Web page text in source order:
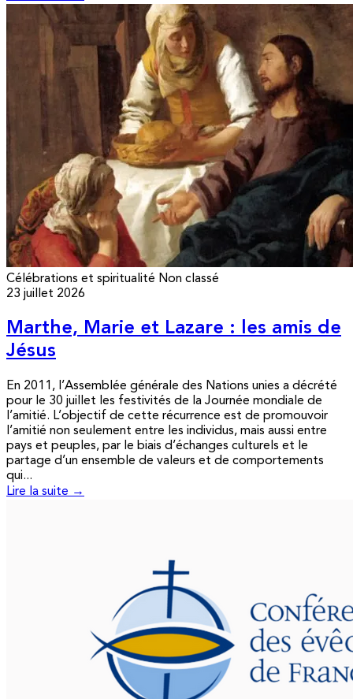
Célébrations et spiritualité Non classé
23 juillet 2026
Marthe, Marie et Lazare : les amis de
Jésus
En 2011, l’Assemblée générale des Nations unies a décrété
pour le 30 juillet les festivités de la Journée mondiale de
l’amitié. L’objectif de cette récurrence est de promouvoir
l’amitié non seulement entre les individus, mais aussi entre
pays et peuples, par le biais d’échanges culturels et le
partage d’un ensemble de valeurs et de comportements
qui...
Lire la suite →